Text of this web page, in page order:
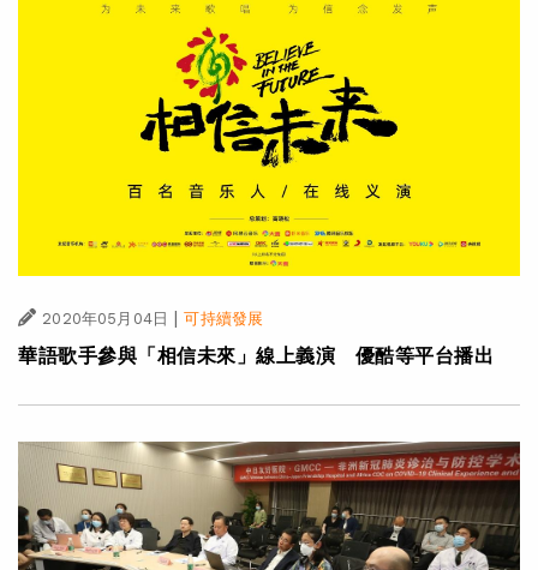
2020年05月04日 | 可持續發展
華語歌手參與「相信未來」線上義演 優酷等平台播出